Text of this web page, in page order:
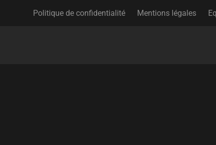
Politique de confidentialité Mentions légales